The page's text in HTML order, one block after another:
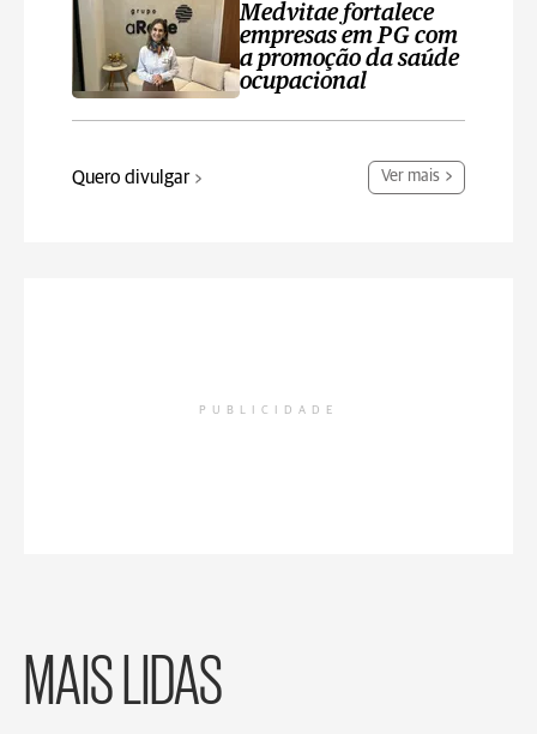
Medvitae fortalece
empresas em PG com
a promoção da saúde
ocupacional
Quero divulgar Ver mais
PUBLICIDADE
MAIS LIDAS